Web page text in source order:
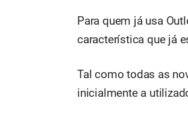
Para quem já usa
característica que já
Tal como todas as
inicialmente a